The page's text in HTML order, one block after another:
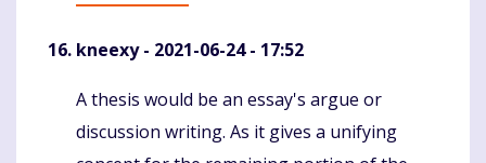
kneexy- 2021-06-24 - 17:52
Komentaras
A thesis would be an essay's argue or
discussion writing. As it gives a unifying